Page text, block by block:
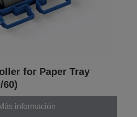
for Paper Tray
60)
Más información